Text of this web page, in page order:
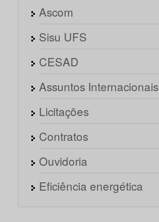
Ascom
Sisu UFS
CESAD
Assuntos Internacionais
Licitações
Contratos
Ouvidoria
Eficiência energética